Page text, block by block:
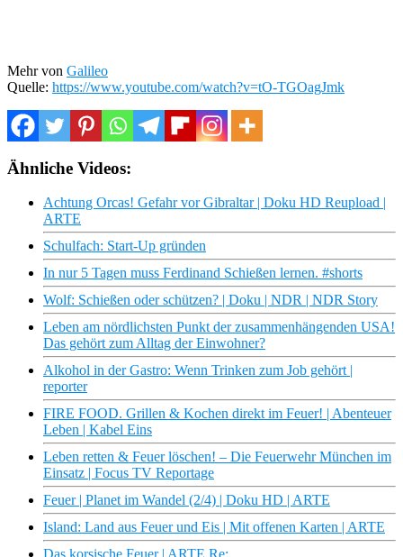
Mehr von Galileo
Quelle: https://www.youtube.com/watch?v=tO-TGOagJmk
Ähnliche Videos:
Achtung Orcas! Gefahr vor Gibraltar | Doku HD Reupload |
ARTE
Schulfach: Start-Up gründen
In nur 5 Tagen muss Ferdinand Schießen lernen. #shorts
Wolf: Schießen oder schützen? | Doku | NDR | NDR Story
Leben am nördlichsten Punkt der zusammenhängenden USA!
Das gehört zum Alltag der Einwohner?
Alkohol in der Gastro: Wenn Trinken zum Job gehört |
reporter
FIRE FOOD. Grillen & Kochen direkt im Feuer! | Abenteuer
Leben | Kabel Eins
Leben retten & Feuer löschen! – Die Feuerwehr München im
Einsatz | Focus TV Reportage
Feuer | Planet im Wandel (2/4) | Doku HD | ARTE
Island: Land aus Feuer und Eis | Mit offenen Karten | ARTE